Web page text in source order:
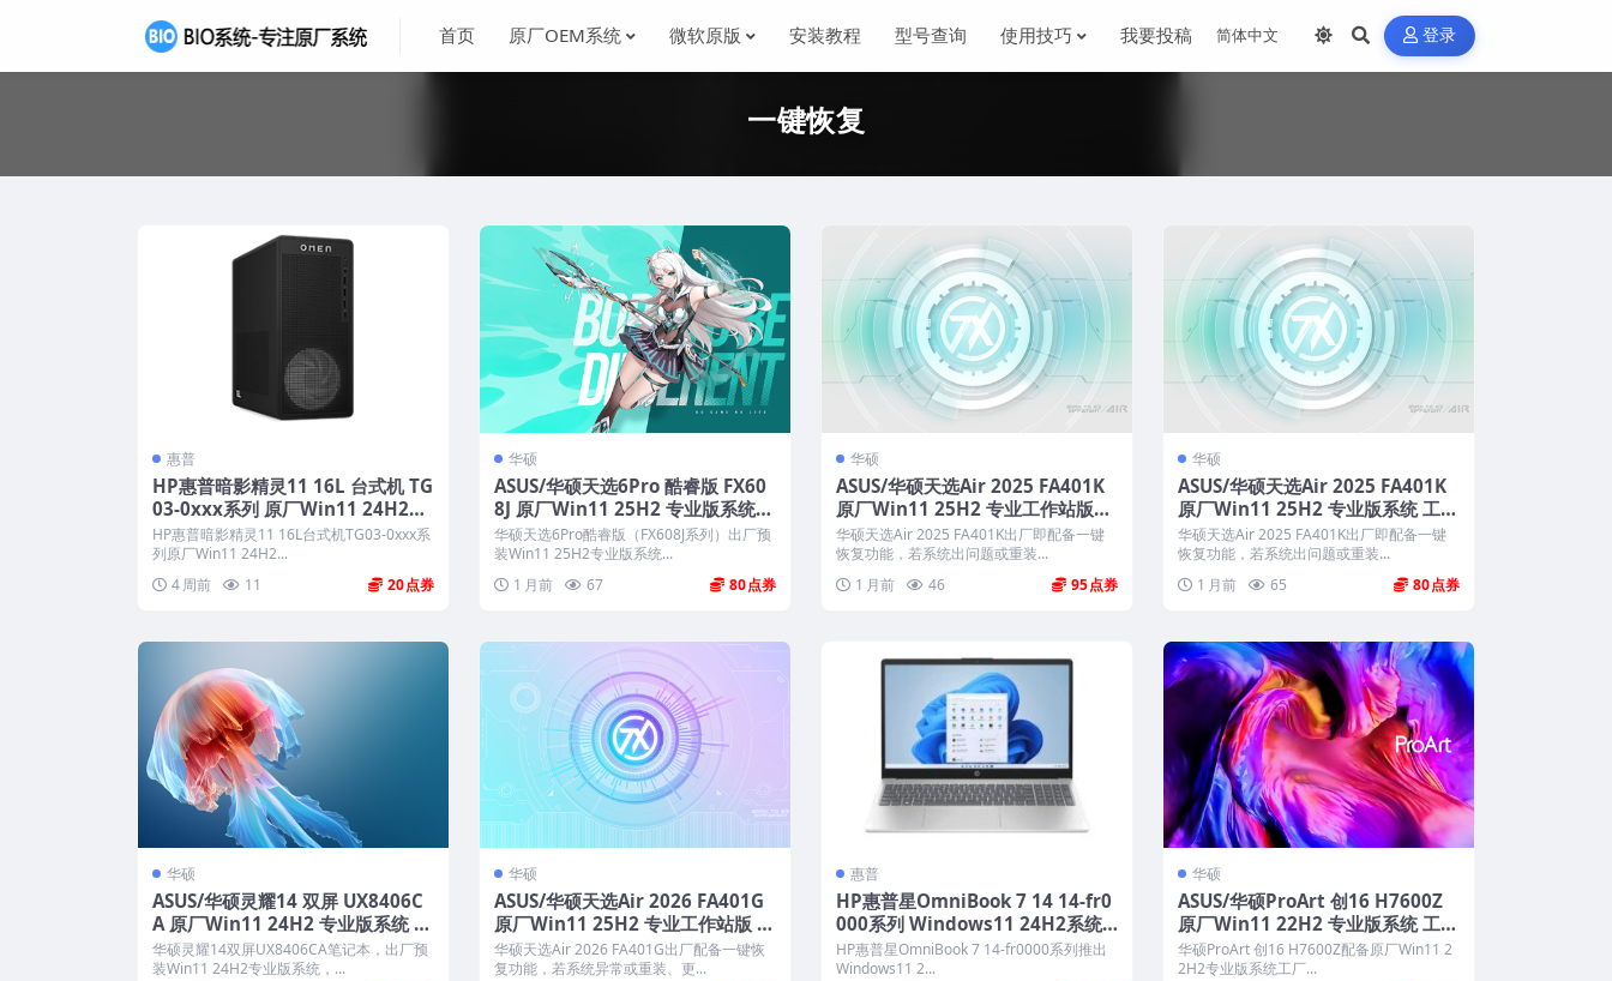
首页 原厂OEM系统 微软原版 安装教程 型号查询 使用技巧 我要投稿 登录
一键恢复
惠普
HP惠普暗影精灵11 16L 台式机 TG
03-0xxx系列 原厂Win11 24H2系
统 原厂oem系统
HP惠普暗影精灵11 16L台式机TG03-0xxx系
列原厂Win11 24H2...
4 周前
11 20
华硕
ASUS/华硕天选6Pro 酷睿版 FX60
8J 原厂Win11 25H2 专业版系统
工厂文件 带ASUS Recovery恢复
华硕天选6Pro酷睿版（FX608J系列）出厂预
装Win11 25H2专业版系统...
1 月前
67 80
华硕
ASUS/华硕天选Air 2025 FA401K
原厂Win11 25H2 专业工作站版系
统 工厂文件 带ASUS Recovery恢
复
华硕天选Air 2025 FA401K出厂即配备一键
恢复功能，若系统出问题或重装...
1 月前
46 95
华硕
ASUS/华硕天选Air 2025 FA401K
原厂Win11 25H2 专业版系统 工厂
文件 带ASUS Recovery恢复
华硕天选Air 2025 FA401K出厂即配备一键
恢复功能，若系统出问题或重装...
1 月前
65 80
华硕
ASUS/华硕灵耀14 双屏 UX8406C
A 原厂Win11 24H2 专业版系统 工
厂文件 带ASUS Recovery恢复
华硕灵耀14双屏UX8406CA笔记本，出厂预
装Win11 24H2专业版系统，...
华硕
ASUS/华硕天选Air 2026 FA401G
原厂Win11 25H2 专业工作站版 工
厂文件 带ASUS Recovery恢复
华硕天选Air 2026 FA401G出厂配备一键恢
复功能，若系统异常或重装、更...
惠普
HP惠普星OmniBook 7 14 14-fr0
000系列 Windows11 24H2系统
原厂oem系统下载
HP惠普星OmniBook 7 14-fr0000系列推出
Windows11 2...
华硕
ASUS/华硕ProArt 创16 H7600Z
原厂Win11 22H2 专业版系统 工厂
文件系统包 带ASUS Recovery恢复
华硕ProArt 创16 H7600Z配备原厂Win11 2
2H2专业版系统工厂...